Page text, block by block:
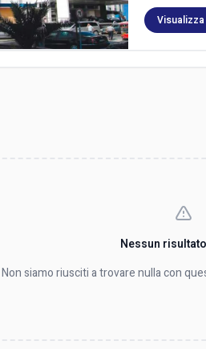
Nessun
Non siamo riusciti a trovare nulla con